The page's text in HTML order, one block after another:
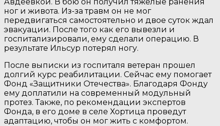
ног и живота. Из-за травм он не мог
передвигаться самостоятельно и двое суток ждал
эвакуации. После того как его вывезли и
госпитализировали, ему сделали операцию. В
результате Ильсур потерял ногу.
После выписки из госпиталя ветеран прошел
долгий курс реабилитации. Сейчас ему помогает
Фонд «Защитники Отечества». Благодаря Фонду
ему доплатили на современный модульный
протез. Также, по рекомендации экспертов
Фонда, в его доме в селе Хортица проведут
адаптацию, чтобы он мог жить с комфортом.